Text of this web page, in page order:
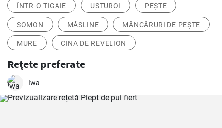
ÎNTR-O TIGAIE USTUROI PEȘTE
SOMON MĂSLINE MÂNCĂRURI DE PEȘTE
MURE CINA DE REVELION
Rețete preferate
Iwa